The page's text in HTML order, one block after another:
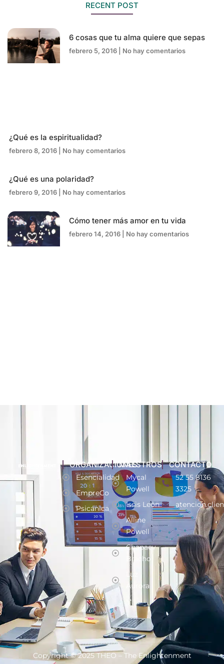
RECENT POST
6 cosas que tu alma quiere que sepas
febrero 5, 2016 No hay comentarios
¿Qué es la espiritualidad?
febrero 8, 2016 No hay comentarios
¿Qué es una polaridad?
febrero 9, 2016 No hay comentarios
Cómo tener más amor en tu vida
febrero 14, 2016 No hay comentarios
ORGANIZACIONES
Esencialidad
EmpreCo
Psicánica
MAESTROS
Mycal
Powell
Issis León
Alline
Powell
Chapaev
Bracho
Luz
Aurora
CONTACTO
52 55 8136
3325
Copyright © 2025 THEO – The Enlightenment